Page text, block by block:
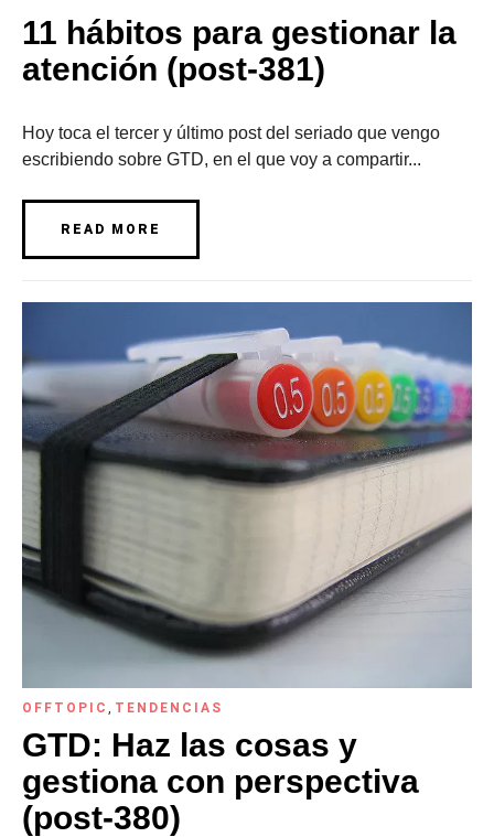
11 hábitos para gestionar la
atención (post-381)
Hoy toca el tercer y último post del seriado que vengo
escribiendo sobre GTD, en el que voy a compartir...
READ MORE
OFFTOPIC TENDENCIAS
GTD: Haz las cosas y
gestiona con perspectiva
(post-380)